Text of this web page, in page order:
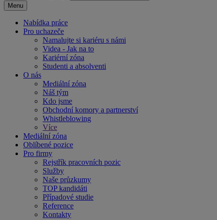
Menu
Nabídka práce
Pro uchazeče
Namalujte si kariéru s námi
Videa - Jak na to
Kariérní zóna
Studenti a absolventi
O nás
Mediální zóna
Náš tým
Kdo jsme
Obchodní komory a partnerství
Whistleblowing
Více
Mediální zóna
Oblíbené pozice
Pro firmy
Rejstřík pracovních pozic
Služby
Naše průzkumy
TOP kandidáti
Případové studie
Reference
Kontakty